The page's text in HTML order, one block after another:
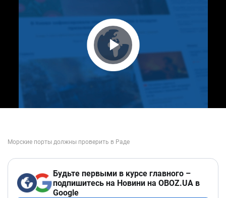
Play Video
Будьте первыми в курсе главного –
подпишитесь на Новини на OBOZ.UA в
Google